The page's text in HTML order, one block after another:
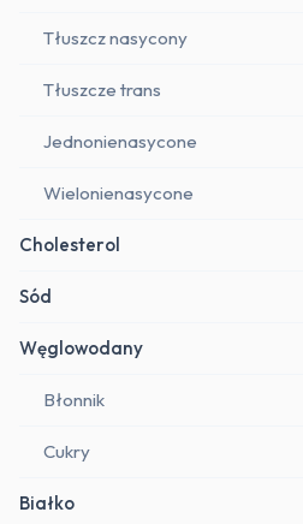
Tłuszcz nasycony
Tłuszcze trans
Jednonienasycone
Wielonienasycone
Cholesterol
Sód
Węglowodany
Błonnik
Cukry
Białko